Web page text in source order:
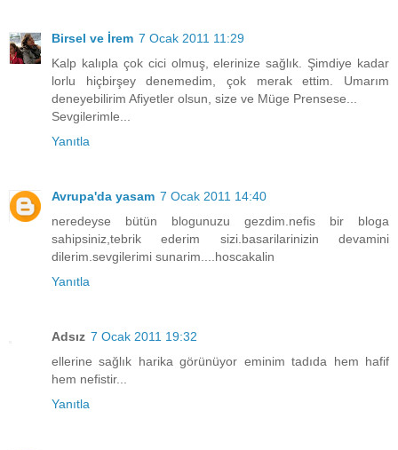
Birsel ve İrem 7 Ocak 2011 11:29
Kalp kalıpla çok cici olmuş, elerinize sağlık. Şimdiye kadar
lorlu hiçbirşey denemedim, çok merak ettim. Umarım
deneyebilirim Afiyetler olsun, size ve Müge Prensese...
Sevgilerimle...
Yanıtla
Avrupa'da yasam 7 Ocak 2011 14:40
neredeyse bütün blogunuzu gezdim.nefis bir bloga
sahipsiniz,tebrik ederim sizi.basarilarinizin devamini
dilerim.sevgilerimi sunarim....hoscakalin
Yanıtla
Adsız 7 Ocak 2011 19:32
ellerine sağlık harika görünüyor eminim tadıda hem hafif
hem nefistir...
Yanıtla